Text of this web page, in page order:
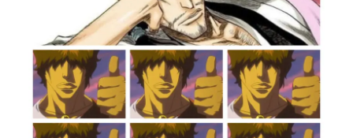
Powered by livedoor 相互RSS